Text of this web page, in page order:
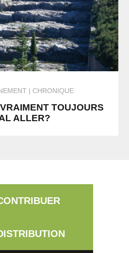
CHRONIQUE
TOUJOURS
ALLER?